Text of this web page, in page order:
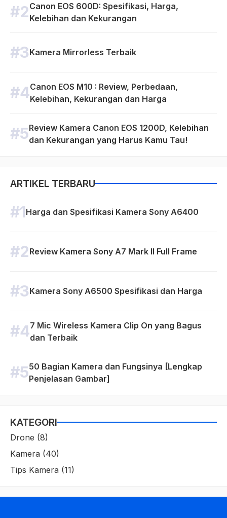
Canon EOS 600D: Spesifikasi, Harga,
Kelebihan dan Kekurangan
Kamera Mirrorless Terbaik
Canon EOS M10 : Review, Perbedaan,
Kelebihan, Kekurangan dan Harga
Review Kamera Canon EOS 1200D, Kelebihan
dan Kekurangan yang Harus Kamu Tau!
ARTIKEL TERBARU
Harga dan Spesifikasi Kamera Sony A6400
Review Kamera Sony A7 Mark II Full Frame
Kamera Sony A6500 Spesifikasi dan Harga
7 Mic Wireless Kamera Clip On yang Bagus
dan Terbaik
50 Bagian Kamera dan Fungsinya [Lengkap
Penjelasan Gambar]
KATEGORI
Drone (8)
Kamera (40)
Tips Kamera (11)